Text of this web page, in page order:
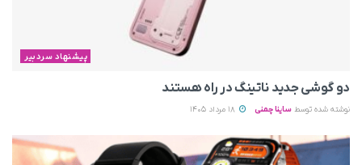
پیشنهاد سردبیر
دو گوشی جدید ناتینگ در راه هستند
نوشته شده توسط ساینا چمنی